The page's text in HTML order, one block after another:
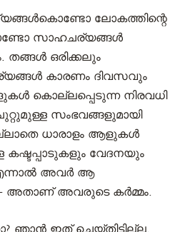
ലോകത്തിന്റെ
സാഹചര്യങ്ങൾ
തങ്ങൾ ഒരിക്കലും
കാരണം ദിവസവും
കൊല്ലപ്പെടുന്ന നിരവധി
സംഭവങ്ങളുമായി
ധാരാളം ആളുകൾ
കഷ്ടപ്പാടുകളും വേദനയും
അവർ ആ
അതാണ് അവരുടെ കർമ്മം.
ഞാൻ ഇത് ചെയ്തിട്ടില്ല.